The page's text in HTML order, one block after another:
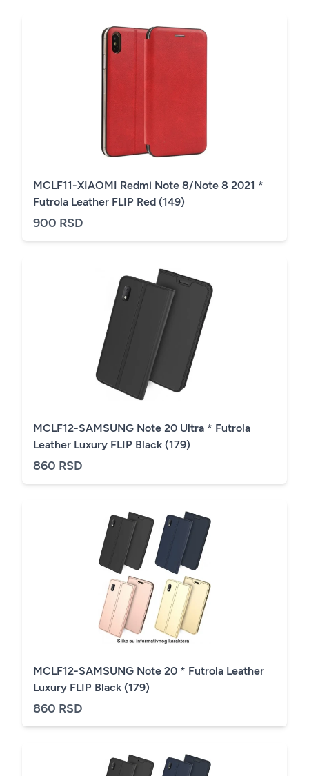
MCLF11-XIAOMI Redmi Note 8/Note 8 2021 *
Futrola Leather FLIP Red (149)
900 RSD
MCLF12-SAMSUNG Note 20 Ultra * Futrola
Leather Luxury FLIP Black (179)
860 RSD
MCLF12-SAMSUNG Note 20 * Futrola Leather
Luxury FLIP Black (179)
860 RSD